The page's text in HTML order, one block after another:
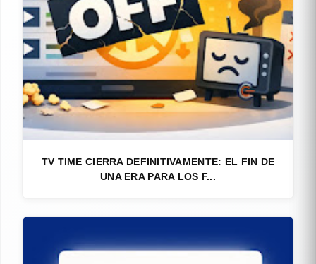
TV TIME CIERRA DEFINITIVAMENTE: EL FIN DE
UNA ERA PARA LOS F...